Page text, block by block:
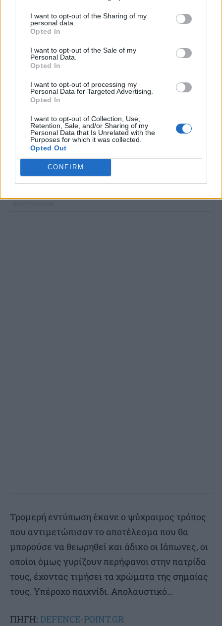
I want to opt-out of the Sharing of my
personal data.
Opted In
I want to opt-out of the Sale of my
Personal Data.
Opted In
I want to opt-out of processing my
Personal Data for Targeted Advertising.
Opted In
I want to opt-out of Collection, Use,
Retention, Sale, and/or Sharing of my
Personal Data that Is Unrelated with the
Purposes for which it was collected.
Opted Out
CONFIRM
σύγκλινε προς το κέντρο αφήνοντας ανοιχτή τη
δεξιά πλευρά την οποία έτρεξε να καλύψει
το ύψος της μεγάλης περιοχής έβγαλε συρτή
σέντρα προς το σημείο του πέναλτι.
Ο σέντερ φορ Λουκάκου με προσποίηση άφησε
ο επερχόμενος από τα αριστερά Τσαντλί
έστειλε τη μπάλα στα δίχτυα, την Ιαπωνία στο
«καναβάτσο» και την ομάδα του στους «8».
Απίστευτη ανατροπή.
Τρομερή εντύπωση έκανε ο ψύχραιμος τρόπος
που αντιμετώπισαν το αποτέλεσμα που θα
μπορούσε να θεωρηθεί και άδικο οι Ιάπωνες, οι
οποίοι όμως γυρίζουν περήφανοι στην πατρίδα
τους, έχοντας τιμήσει τα χρώματα της σημαίας
τους. Υπέροχο παιχνίδι. Απολαυστικό…
ΠΗΓΗ: DEFENCE-POINT.GR